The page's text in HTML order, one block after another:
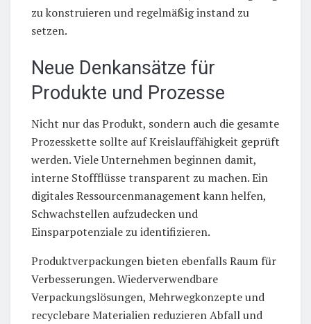
zu konstruieren und regelmäßig instand zu
setzen.
Neue Denkansätze für
Produkte und Prozesse
Nicht nur das Produkt, sondern auch die gesamte
Prozesskette sollte auf Kreislauffähigkeit geprüft
werden. Viele Unternehmen beginnen damit,
interne Stoffflüsse transparent zu machen. Ein
digitales Ressourcenmanagement kann helfen,
Schwachstellen aufzudecken und
Einsparpotenziale zu identifizieren.
Produktverpackungen bieten ebenfalls Raum für
Verbesserungen. Wiederverwendbare
Verpackungslösungen, Mehrwegkonzepte und
recyclebare Materialien reduzieren Abfall und